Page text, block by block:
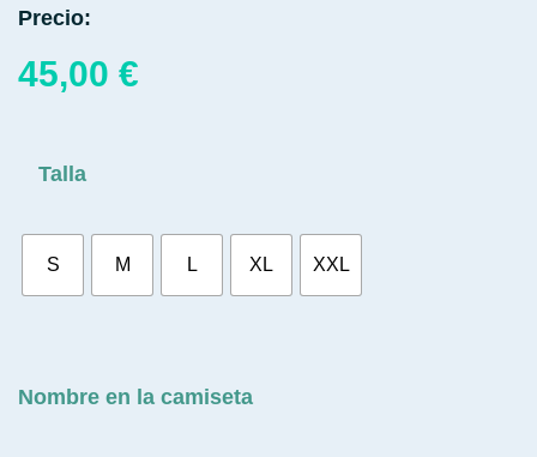
Precio:
45,00 €
Talla
S M L XL XXL
Nombre en la camiseta